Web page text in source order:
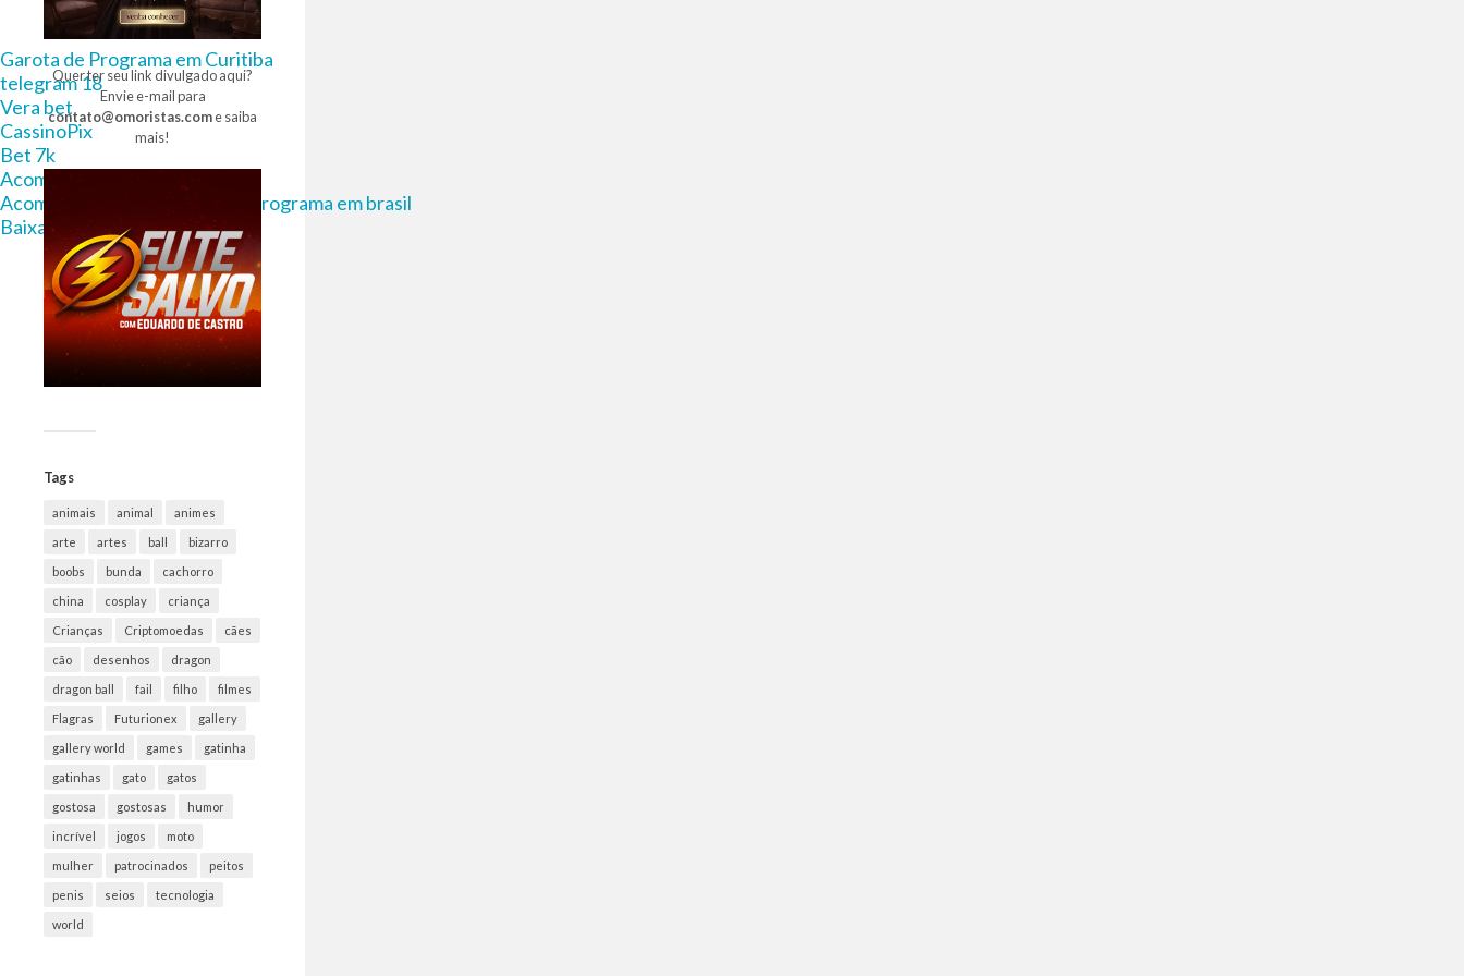
Quer ter seu link divulgado aqui?
Envie e-mail para
contato@omoristas.come saiba
mais!
Tags
animais animal animes
arte artes ball bizarro
boobs bunda cachorro
china cosplay criança
Crianças Criptomoedas cães
cão desenhos dragon
dragon ball fail filho filmes
Flagras Futurionex gallery
gallery world games gatinha
gatinhas gato gatos
gostosa gostosas humor
incrível jogos moto
mulher patrocinados peitos
penis seios tecnologia
world
Garota de Programa em Curitiba
telegram 18
Vera bet
CassinoPix
Bet 7k
Acompanhantes Fortaleza
Acompanhantes e garotas de programa em brasil
Baixa Filmes Torrent